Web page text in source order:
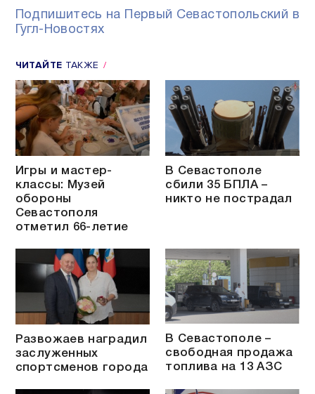
Подпишитесь на Первый Севастопольский в
Гугл-Новостях
ЧИТАЙТЕ ТАКЖЕ
Игры и мастер-
классы: Музей
обороны
Севастополя
отметил 66-летие
В Севастополе
сбили 35 БПЛА –
никто не пострадал
Развожаев наградил
заслуженных
спортсменов города
В Севастополе –
свободная продажа
топлива на 13 АЗС